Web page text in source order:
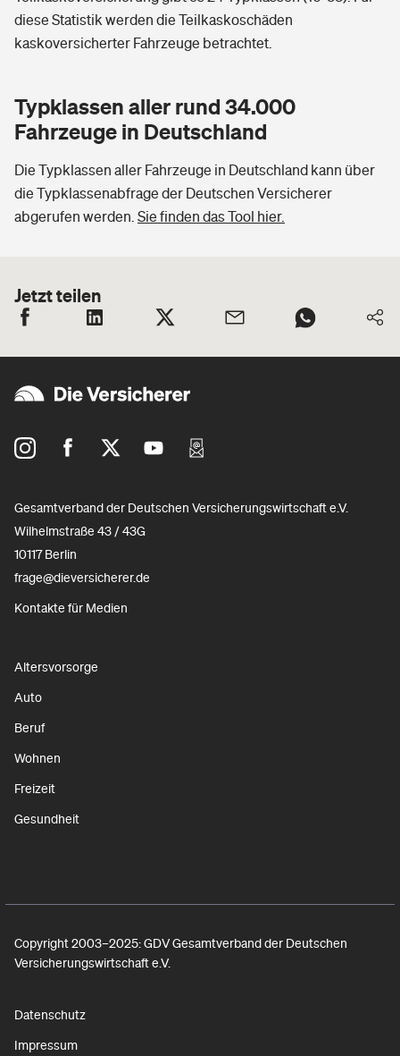
diese Statistik werden die Teilkaskoschäden
kaskoversicherter Fahrzeuge betrachtet.
Typklassen aller rund 34.000
Fahrzeuge in Deutschland
Die Typklassen aller Fahrzeuge in Deutschland kann über
die Typklassenabfrage der Deutschen Versicherer
abgerufen werden. Sie finden das Tool hier.
Jetzt teilen
Gesamtverband der Deutschen Versicherungswirtschaft e.V.
Wilhelmstraße 43 / 43G
10117 Berlin
frage@dieversicherer.de
Kontakte für Medien
Altersvorsorge
Auto
Beruf
Wohnen
Freizeit
Gesundheit
Copyright 2003–2025: GDV Gesamtverband der Deutschen
Versicherungswirtschaft e.V.
Datenschutz
Impressum